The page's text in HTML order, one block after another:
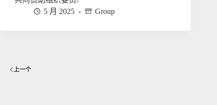
5 月 2025
Group
上一个